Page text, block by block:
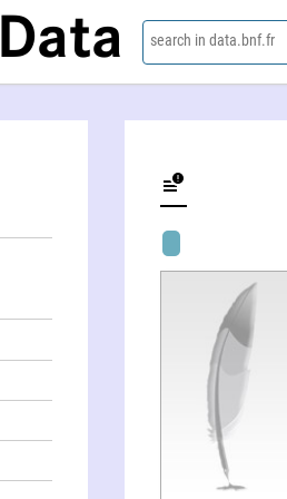
Data search in data.bnf.fr